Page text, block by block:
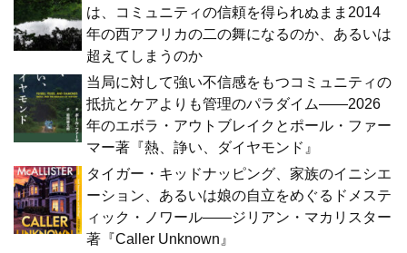
は、コミュニティの信頼を得られぬまま2014
年の西アフリカの二の舞になるのか、あるいは
超えてしまうのか
当局に対して強い不信感をもつコミュニティの
抵抗とケアよりも管理のパラダイム――2026
年のエボラ・アウトブレイクとポール・ファー
マー著『熱、諍い、ダイヤモンド』
タイガー・キッドナッピング、家族のイニシエ
ーション、あるいは娘の自立をめぐるドメステ
ィック・ノワール――ジリアン・マカリスター
著『Caller Unknown』